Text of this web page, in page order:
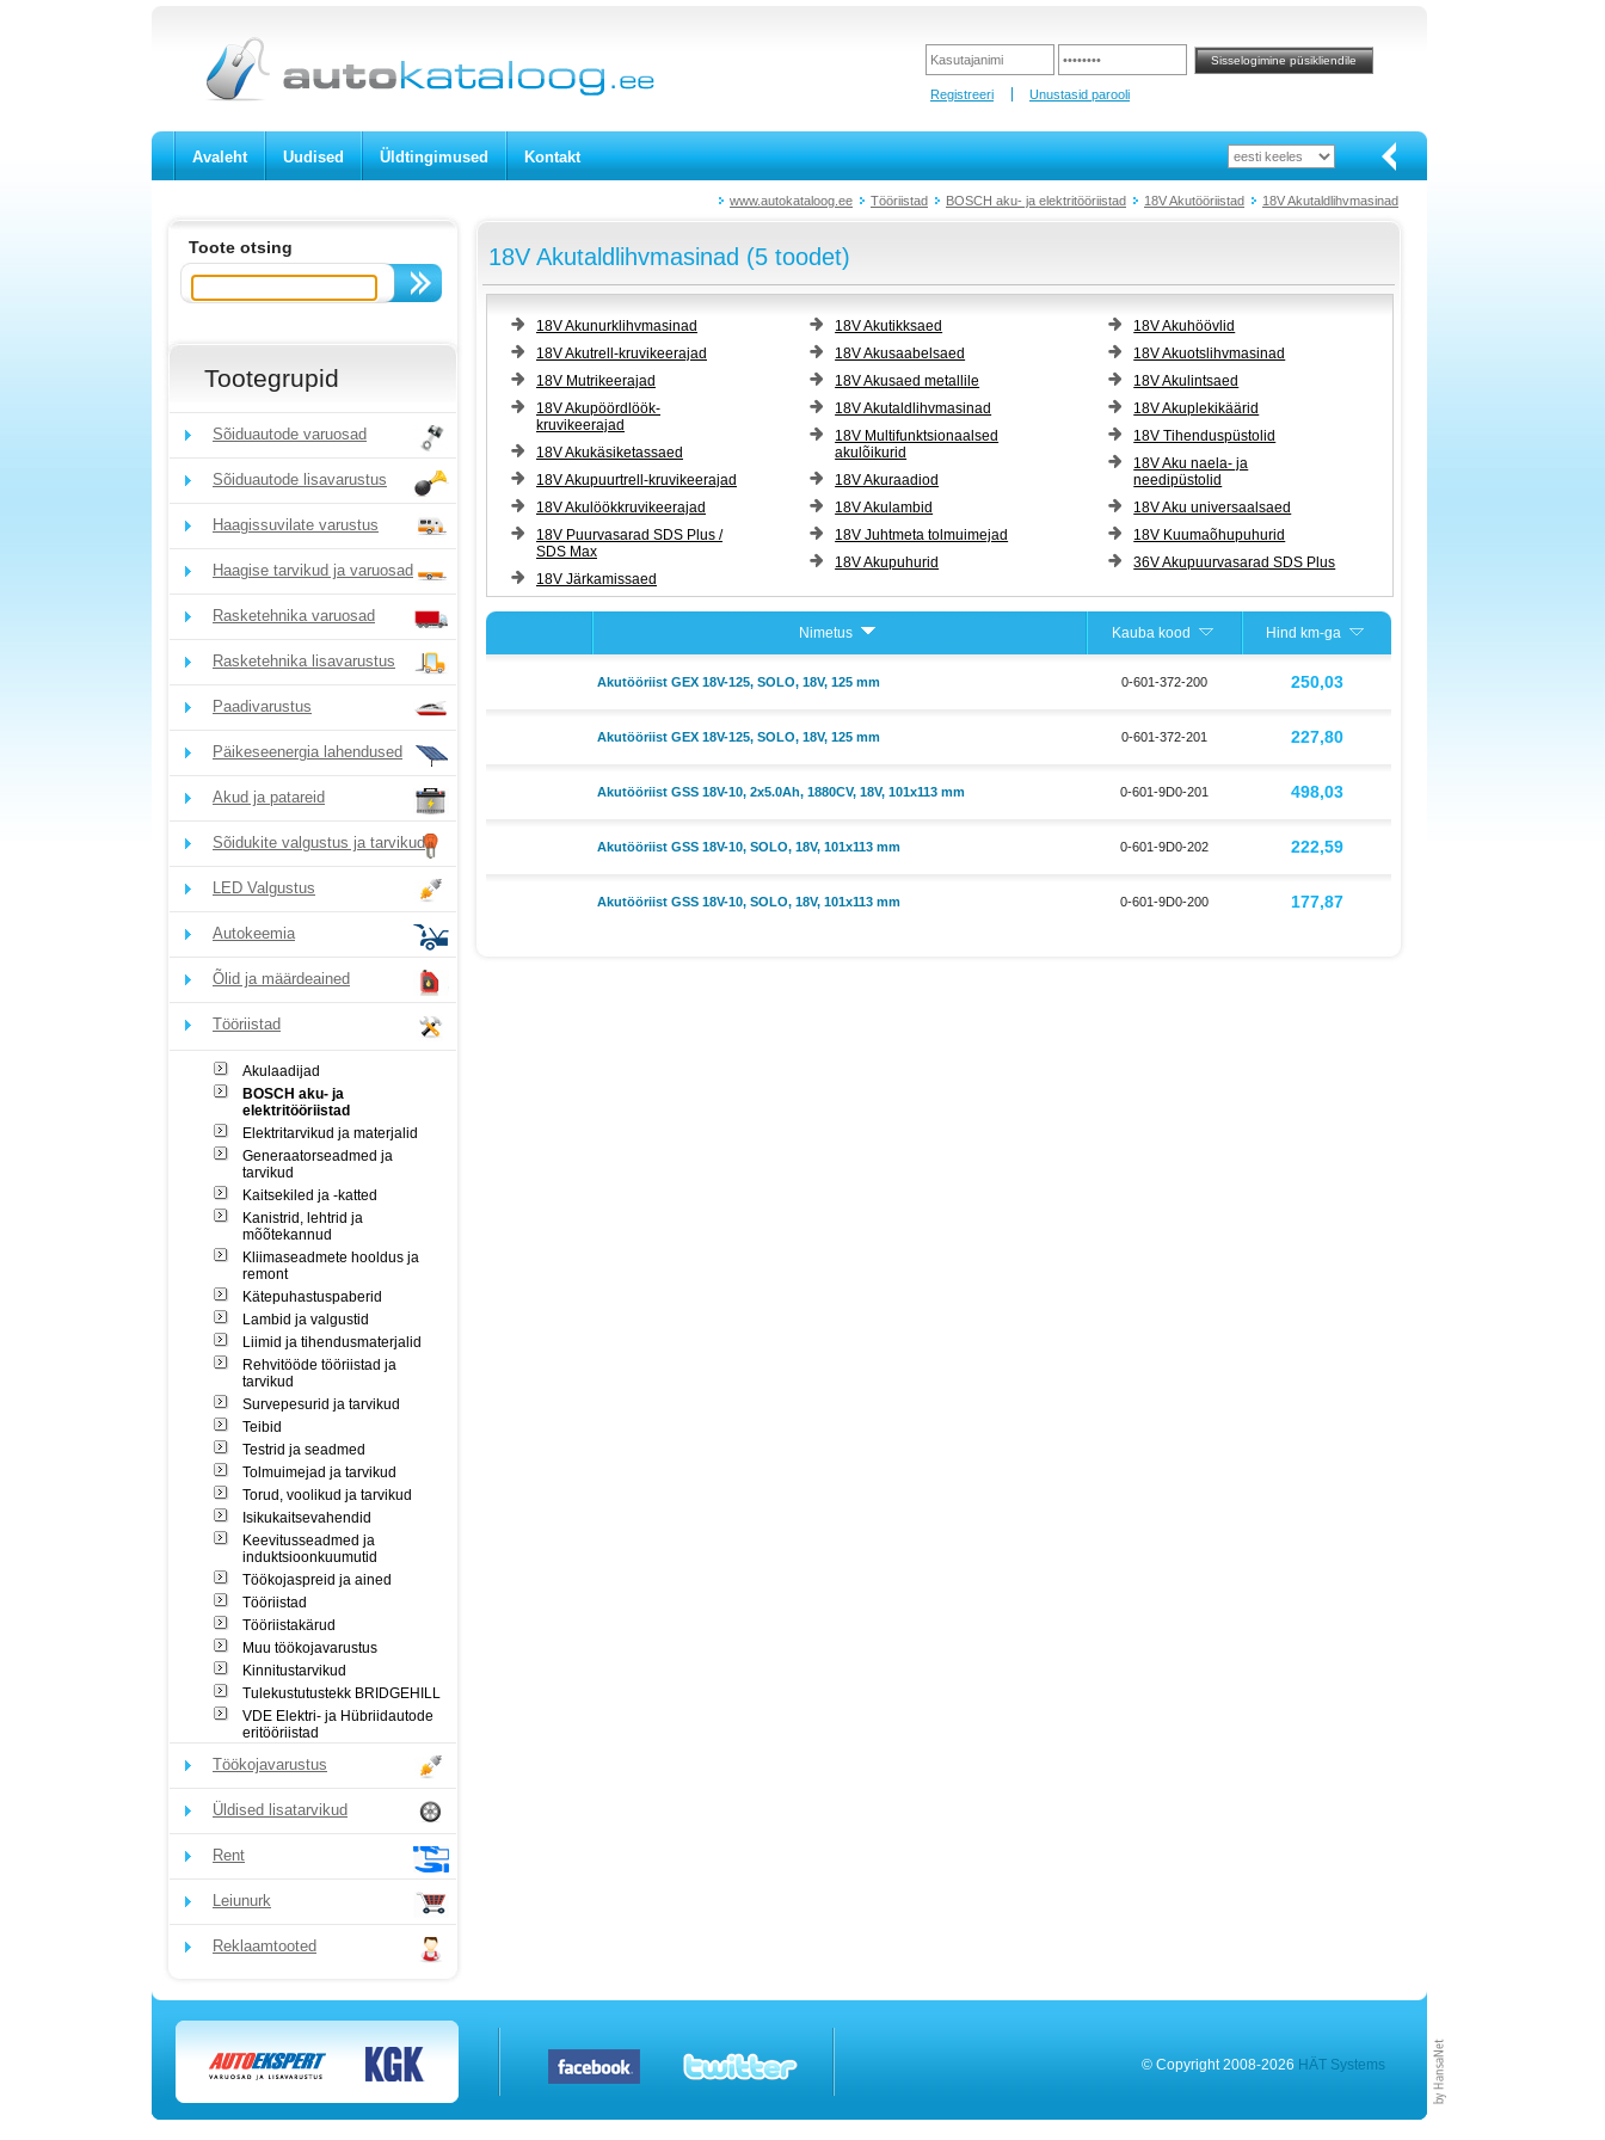
Registreeri Unustasid parooli
Avaleht Uudised Üldtingimused Kontakt
www.autokataloog.ee Tööriistad BOSCH aku- ja elektritööriistad 18V Akutööriistad 18V Akutaldlihvmasinad
Toote otsing
Tootegrupid
Sõiduautode varuosad
Sõiduautode lisavarustus
Haagissuvilate varustus
Haagise tarvikud ja varuosad
Rasketehnika varuosad
Rasketehnika lisavarustus
Paadivarustus
Päikeseenergia lahendused
Akud ja patareid
Sõidukite valgustus ja tarvikud
LED Valgustus
Autokeemia
Õlid ja määrdeained
Tööriistad
Akulaadijad
BOSCH aku- ja
elektritööriistad
Elektritarvikud ja materjalid
Generaatorseadmed ja
tarvikud
Kaitsekiled ja -katted
Kanistrid, lehtrid ja
mõõtekannud
Kliimaseadmete hooldus ja
remont
Kätepuhastuspaberid
Lambid ja valgustid
Liimid ja tihendusmaterjalid
Rehvitööde tööriistad ja
tarvikud
Survepesurid ja tarvikud
Teibid
Testrid ja seadmed
Tolmuimejad ja tarvikud
Torud, voolikud ja tarvikud
Isikukaitsevahendid
Keevitusseadmed ja
induktsioonkuumutid
Töökojaspreid ja ained
Tööriistad
Tööriistakärud
Muu töökojavarustus
Kinnitustarvikud
Tulekustutustekk BRIDGEHILL
VDE Elektri- ja Hübriidautode
eritööriistad
Töökojavarustus
Üldised lisatarvikud
Rent
Leiunurk
Reklaamtooted
18V Akutaldlihvmasinad (5 toodet)
18V Akunurklihvmasinad
18V Akutrell-kruvikeerajad
18V Mutrikeerajad
18V Akupöördlöök-
kruvikeerajad
18V Akukäsiketassaed
18V Akupuurtrell-kruvikeerajad
18V Akulöökkruvikeerajad
18V Puurvasarad SDS Plus /
SDS Max
18V Järkamissaed
18V Akutikksaed
18V Akusaabelsaed
18V Akusaed metallile
18V Akutaldlihvmasinad
18V Multifunktsionaalsed
akulõikurid
18V Akuraadiod
18V Akulambid
18V Juhtmeta tolmuimejad
18V Akupuhurid
18V Akuhöövlid
18V Akuotslihvmasinad
18V Akulintsaed
18V Akuplekikäärid
18V Tihenduspüstolid
18V Aku naela- ja
needipüstolid
18V Aku universaalsaed
18V Kuumaõhupuhurid
36V Akupuurvasarad SDS Plus
Nimetus Kauba kood Hind km-ga
Akutööriist GEX 18V-125, SOLO, 18V, 125 mm 0-601-372-200 250,03
Akutööriist GEX 18V-125, SOLO, 18V, 125 mm 0-601-372-201 227,80
Akutööriist GSS 18V-10, 2x5.0Ah, 1880CV, 18V, 101x113 mm 0-601-9D0-201 498,03
Akutööriist GSS 18V-10, SOLO, 18V, 101x113 mm 0-601-9D0-202 222,59
Akutööriist GSS 18V-10, SOLO, 18V, 101x113 mm 0-601-9D0-200 177,87
© Copyright 2008-2026 HÄT Systems